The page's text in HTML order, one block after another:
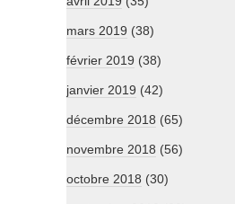
mars 2019 (38)
février 2019 (38)
janvier 2019 (42)
décembre 2018 (65)
novembre 2018 (56)
octobre 2018 (30)